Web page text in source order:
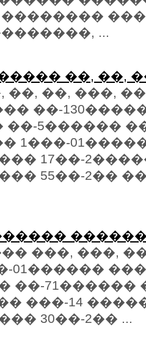
...
��, ��,
��, ��, ���,
��-
��-5������
1���-
17��-
55��-2��
������
���, ���,
01������
��-71������
���-14
30��-2�� ...